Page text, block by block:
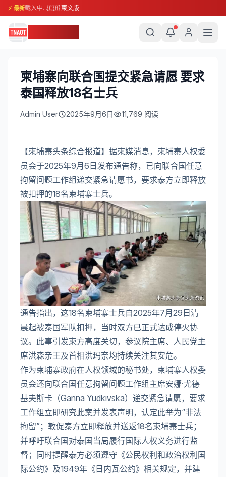
⚡ 最新载入中...🇰🇭 柬文版
柬埔寨向联合国提交紧急请愿 要求
泰国释放18名士兵
Admin User 2025年9月6日 11,769 阅读
【柬埔寨头条综合报道】据柬媒消息，柬埔寨人权委
员会于2025年9月6日发布通告称，已向联合国任意
拘留问题工作组递交紧急请愿书，要求泰方立即释放
被扣押的18名柬埔寨士兵。
通告指出，这18名柬埔寨士兵自2025年7月29日清
晨起被泰国军队扣押，当时双方已正式达成停火协
议。此事引发柬方高度关切，参议院主席、人民党主
席洪森亲王及首相洪玛奈均持续关注其安危。
作为柬埔寨政府在人权领域的秘书处，柬埔寨人权委
员会还向联合国任意拘留问题工作组主席安娜·尤德
基夫斯卡（Ganna Yudkivska）递交紧急请愿，要求
工作组立即研究此案并发表声明，认定此举为“非法
拘留”；敦促泰方立即释放并送返18名柬埔寨士兵；
并呼吁联合国对泰国当局履行国际人权义务进行监
督；同时提醒泰方必须遵守《公民权利和政治权利国
际公约》及1949年《日内瓦公约》相关规定，并建